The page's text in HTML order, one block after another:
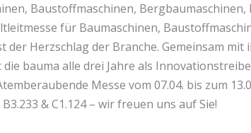
Baustoffmaschinen,
für Baumaschinen,
der Herzschlag der Branche. Gemeinsam
bauma alle drei Jahre als
Messe vom 07.04. bis zum
& C1.124 – wir freuen uns auf Sie!